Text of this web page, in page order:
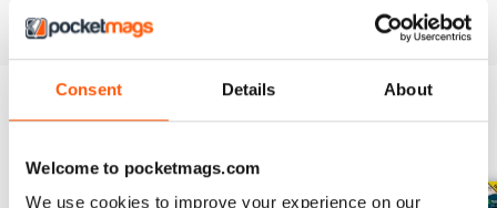
Consent Details About
Welcome to pocketmags.com
We use cookies to improve your experience on our